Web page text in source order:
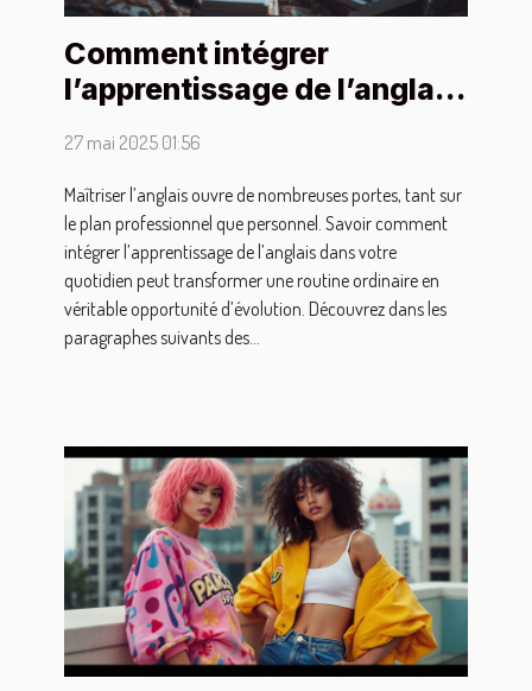
Comment intégrer
l’apprentissage de l’anglais
27 mai 2025 01:56
Maîtriser l’anglais ouvre de nombreuses portes, tant sur
le plan professionnel que personnel. Savoir comment
intégrer l’apprentissage de l’anglais dans votre
quotidien peut transformer une routine ordinaire en
véritable opportunité d’évolution. Découvrez dans les
paragraphes suivants des...